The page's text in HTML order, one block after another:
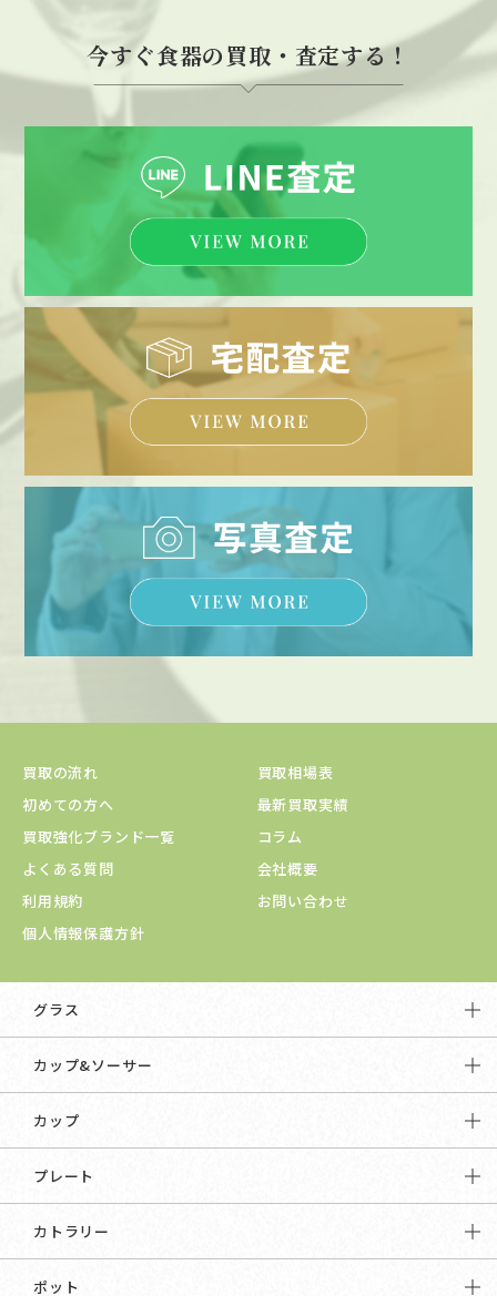
今すぐ食器の買取・査定する！
買取の流れ
買取相場表
初めての方へ
最新買取実績
買取強化ブランド一覧
コラム
よくある質問
会社概要
利用規約
お問い合わせ
個人情報保護方針
グラス
カップ&ソーサー
カップ
プレート
カトラリー
ポット